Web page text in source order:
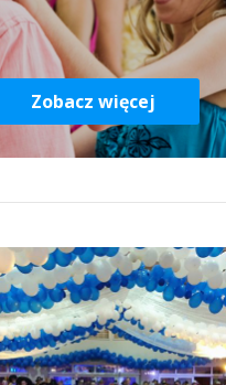
Zobacz więcej